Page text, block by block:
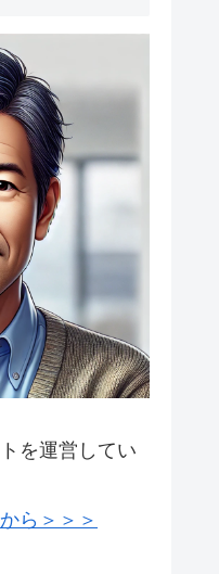
を運営してい
ら＞＞＞